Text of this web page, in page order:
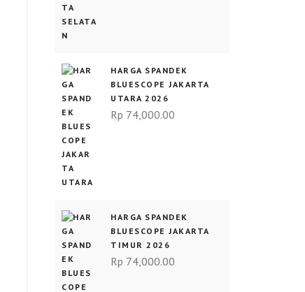
HARGA SPANDEK
BLUESCOPE JAKARTA
UTARA 2026
Rp 74,000.00
HARGA SPANDEK
BLUESCOPE JAKARTA
TIMUR 2026
Rp 74,000.00